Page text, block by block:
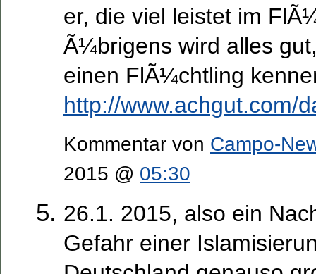
er, die viel leistet im
Ã¼brigens wird alles
einen FlÃ¼chtling
http://www.achgut.com/
Kommentar von Campo-
2015 @ 05:30
26.1. 2015, also ein
Gefahr einer